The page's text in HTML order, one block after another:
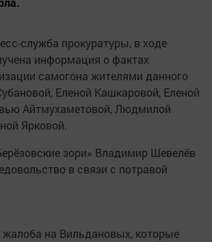
служба прокуратуры, в ходе
информация о фактах
самогона жителями данного
Еленой Кашкаровой, Еленой
Айтмухаметовой, Людмилой
Ярковой.
зори» Владимир Шевелёв
в связи с потравой
жалоба на Вильдановых, которые